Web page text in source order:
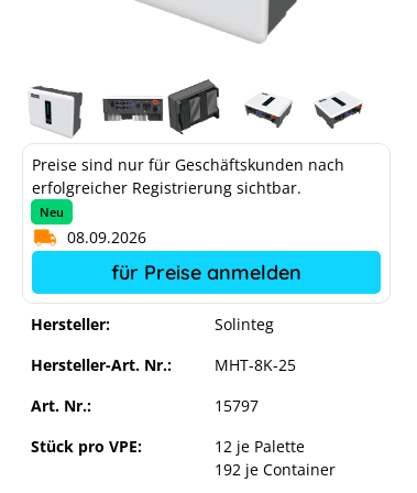
Hersteller:
Solinteg
Hersteller-Art. Nr.:
MHT-8K-25
Art. Nr.:
15797
Stück pro VPE:
12 je Palette
192 je Container
Preise sind nur für Geschäftskunden nach
erfolgreicher Registrierung sichtbar.
Neu
08.09.2026
für Preise anmelden